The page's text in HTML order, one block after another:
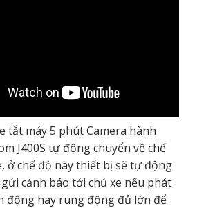
tắt máy 5 phút Camera hành
J400S tự động chuyển về chế
ở chế độ này thiết bị sẽ tự động
cảnh báo tới chủ xe nếu phát
động hay rung động đủ lớn để